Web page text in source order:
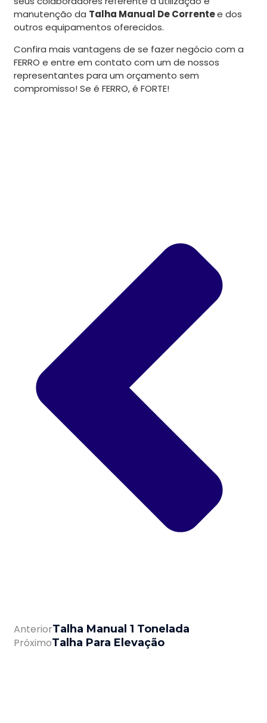
manutenção da Talha Manual De Correntee dos
outros equipamentos oferecidos.
Confira mais vantagens de se fazer negócio com a
FERRO e entre em contato com um de nossos
representantes para um orçamento sem
compromisso! Se é FERRO, é FORTE!
AnteriorTalha Manual 1 Tonelada
PróximoTalha Para Elevação